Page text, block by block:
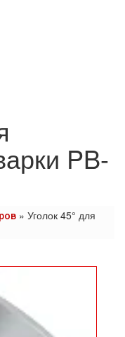
PB-
» Уголок 45° для